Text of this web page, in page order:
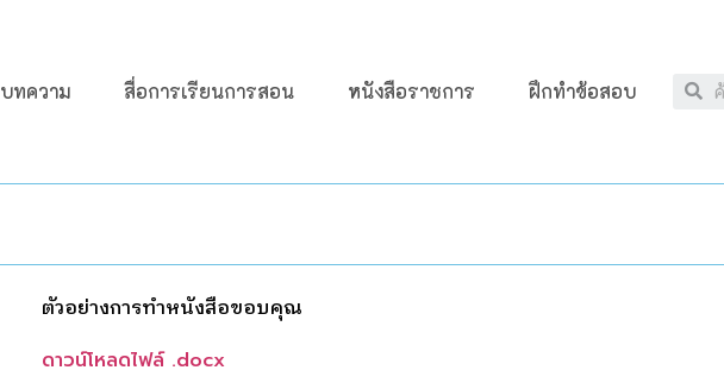
บทความ สื่อการเรียนการสอน หนังสือราชการ ฝึกทำข้อสอบ
ตัวอย่างการทำหนังสือขอบคุณ
ดาวน์โหลดไฟล์ .docx